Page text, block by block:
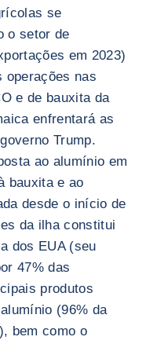
se
o setor de
em 2023)
operações nas
e de bauxita da
enfrentará as
Trump.
ao alumínio em
bauxita e ao
desde o início de
da ilha constitui
dos EUA (seu
47% das
produtos
(96% da
bem como o